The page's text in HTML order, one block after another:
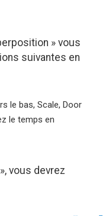
» vous
suivantes en
le bas, Scale, Door
le temps en
vous devrez